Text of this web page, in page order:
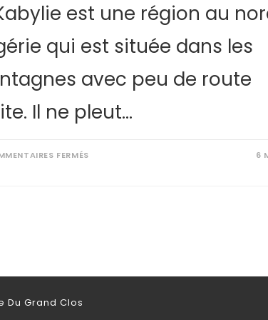
est une région au
qui est située dans les
avec peu de route
Il ne pleut…
FERMÉS 6
Du Grand Clos